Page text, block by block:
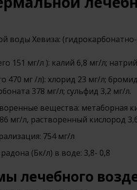
воды Хевиза:
151 мг/л ): калий 6,8 мг/л;
470 мг /л): хлорид 23 мг/л;
378 мг/л; сульфид 3,2 мг/л.
вещества: метаборная
мг/л, растворенный кислород
754 мг/л
(Бк/л) в воде: 3,8- 0,8
лечебного